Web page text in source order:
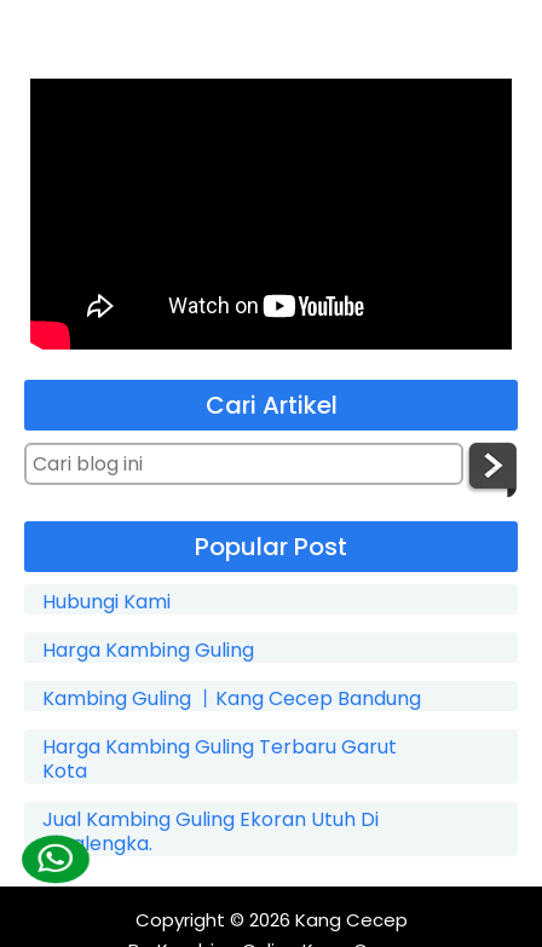
Cari Artikel
Popular Post
Hubungi Kami
Harga Kambing Guling
Kambing Guling 丨Kang Cecep Bandung
Harga Kambing Guling Terbaru Garut
Kota
Jual Kambing Guling Ekoran Utuh Di
Cicalengka.
Copyright © 2026 Kang Cecep